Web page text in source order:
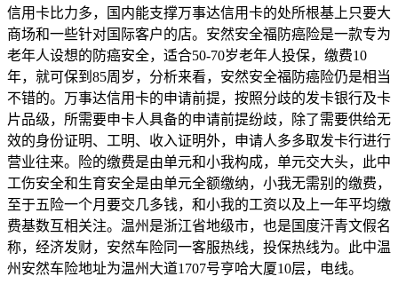
信用卡比力多，国内能支撑万事达信用卡的处所根基上只要大
商场和一些针对国际客户的店。安然安全福防癌险是一款专为
老年人设想的防癌安全，适合50-70岁老年人投保，缴费10
年，就可保到85周岁，分析来看，安然安全福防癌险仍是相当
不错的。万事达信用卡的申请前提，按照分歧的发卡银行及卡
片品级，所需要申卡人具备的申请前提纷歧，除了需要供给无
效的身份证明、工明、收入证明外，申请人多多取发卡行进行
营业往来。险的缴费是由单元和小我构成，单元交大头，此中
工伤安全和生育安全是由单元全额缴纳，小我无需别的缴费，
至于五险一个月要交几多钱，和小我的工资以及上一年平均缴
费基数互相关注。温州是浙江省地级市，也是国度汗青文假名
称，经济发财，安然车险同一客服热线，投保热线为。此中温
州安然车险地址为温州大道1707号亨哈大厦10层，电线。